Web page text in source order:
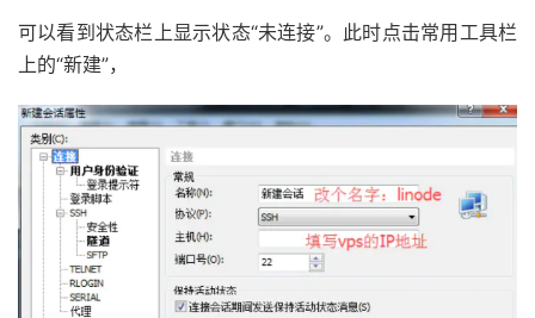
可以看到状态栏上显示状态“未连接”。此时点击常用工具栏
上的“新建”，